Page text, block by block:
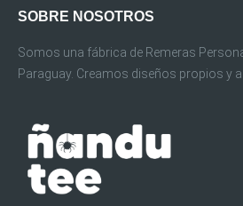
SOBRE NOSOTROS
Somos una fábrica de Remeras
Paraguay. Creamos diseños propios y a